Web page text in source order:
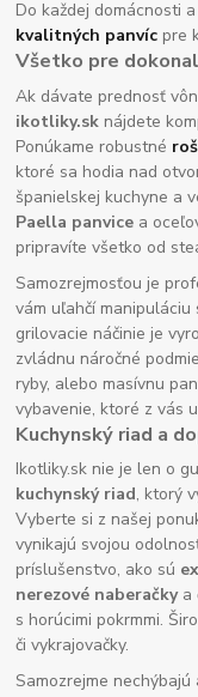
Do každej domácnosti
kvalitných panvíc pre
Všetko pre
Ak dávate prednosť
ikotliky.sk nájdete
Ponúkame robustné
ktoré sa hodia nad
španielskej kuchyne a
Paella panvice a
pripravíte všetko od
Samozrejmosťou je
vám uľahčí
grilovacie náčinie je
zvládnu náročné
ryby, alebo masívnu
vybavenie, ktoré z vás
Kuchynský riad a
Ikotliky.sk nie je len o
kuchynský riad, ktorý
Vyberte si z našej
vynikajú svojou
príslušenstvo, ako sú
nerezové naberačkya
s horúcimi pokrmmi.
či vykrajovačky.
Samozrejme